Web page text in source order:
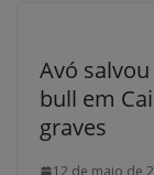
Avó
bull em
graves